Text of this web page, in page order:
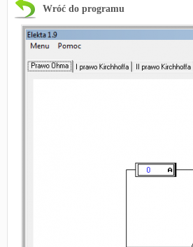
Wróć do programu